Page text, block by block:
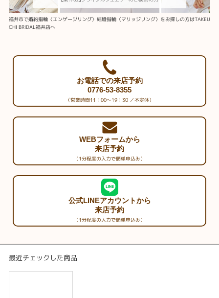
福井市で婚約指輪〈エンゲージリング〉結婚指輪〈マリッジリング〉をお探しの方はTAKEU
CHI BRIDAL福井店へ
お電話での来店予約
0776-53-8355
（営業時間11：00～19：30 ／不定休）
WEBフォームから
来店予約
（1分程度の入力で簡単申込み）
公式LINEアカウントから
来店予約
（1分程度の入力で簡単申込み）
最近チェックした商品